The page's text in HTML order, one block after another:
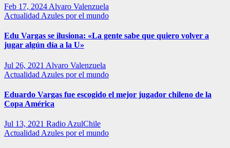
Feb 17, 2024 Alvaro Valenzuela
Actualidad Azules por el mundo
Edu Vargas se ilusiona: «La gente sabe que quiero volver a
jugar algún día a la U»
Jul 26, 2021 Alvaro Valenzuela
Actualidad Azules por el mundo
Eduardo Vargas fue escogido el mejor jugador chileno de la
Copa América
Jul 13, 2021 Radio AzulChile
Actualidad Azules por el mundo